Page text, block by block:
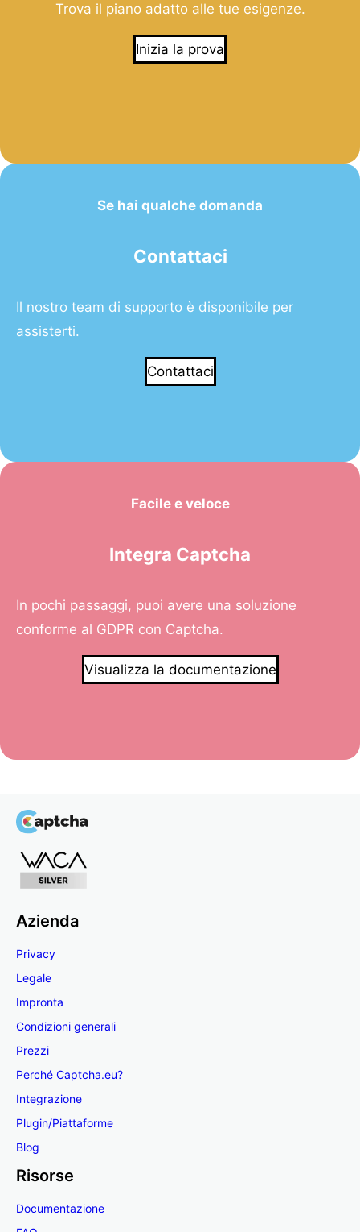
Trova il piano adatto alle tue esigenze.
Inizia la prova
Se hai qualche domanda
Contattaci
Il nostro team di supporto è disponibile per
assisterti.
Contattaci
Facile e veloce
Integra Captcha
In pochi passaggi, puoi avere una soluzione
conforme al GDPR con Captcha.
Visualizza la documentazione
Azienda
Privacy
Legale
Impronta
Condizioni generali
Prezzi
Perché Captcha.eu?
Integrazione
Plugin/Piattaforme
Blog
Risorse
Documentazione